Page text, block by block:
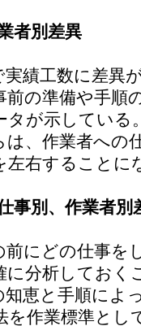
者別差異
績工数に差異
前の準備や手順
タが示している
、作業者への
左右することに
事別、作業者別
にどの仕事を
に分析しておく
知恵と手順によ
を作業標準とし